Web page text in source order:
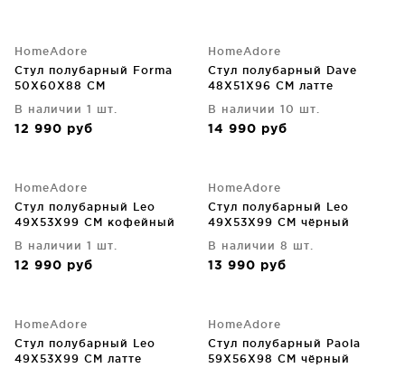
HomeAdore
Стул полубарный Forma
50X60X88 CM
В наличии 1 шт.
12 990 руб
HomeAdore
Стул полубарный Dave
48X51X96 CM латте
В наличии 10 шт.
14 990 руб
HomeAdore
Стул полубарный Leo
49X53X99 CM кофейный
В наличии 1 шт.
12 990 руб
HomeAdore
Стул полубарный Leo
49X53X99 CM чёрный
В наличии 8 шт.
13 990 руб
HomeAdore
Стул полубарный Leo
49X53X99 CM латте
HomeAdore
Стул полубарный Paola
59X56X98 CM чёрный